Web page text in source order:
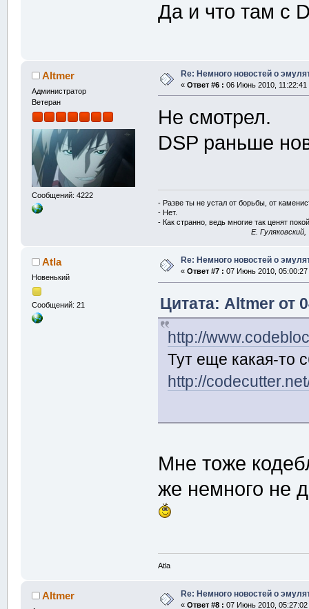
Да и что там с
Altmer
Администратор
Ветеран
Сообщений: 4222
Re: Немного новостей о
« Ответ #6 : 06 Июнь 2010, 11:22:41
Не смотрел.
DSP раньше
- Разве ты не устал от борьбы, от
- Нет.
- Как странно, ведь многие так ценят
E.
Atla
Новенький
Сообщений: 21
Re: Немного новостей о
« Ответ #7 : 07 Июнь 2010, 05:00:27
Цитата: Altmer от
http://
Тут еще какая-то
http://
Мне тоже
же немного не
Atla
Altmer Re: Немного новостей о
« Ответ #8 : 07 Июнь 2010, 05:27:02